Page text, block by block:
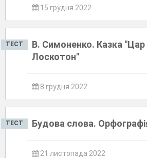
15 грудня 2022
ТЕСТ
В. Симоненко. Казка "Цар
Лоскотон"
8 грудня 2022
ТЕСТ Будова слова.
21 листопада 2022